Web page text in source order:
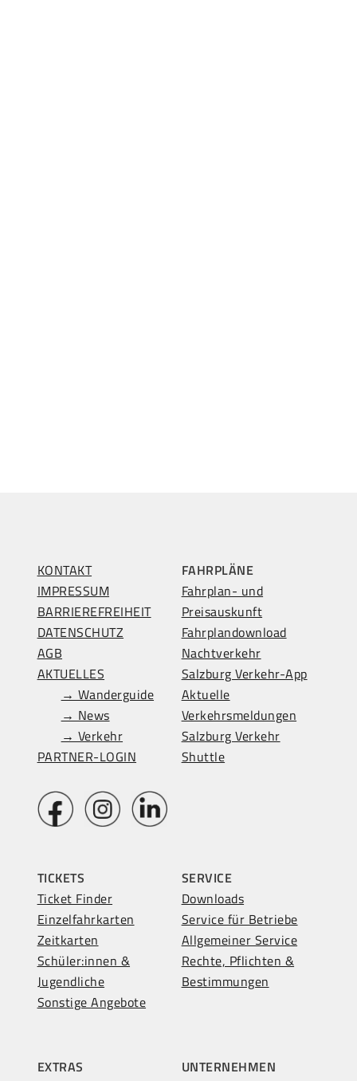
KONTAKT
IMPRESSUM
BARRIEREFREIHEIT
DATENSCHUTZ
AGB
AKTUELLES
→ Wanderguide
→ News
→ Verkehr
PARTNER-LOGIN
FAHRPLÄNE
Fahrplan- und
Preisauskunft
Fahrplandownload
Nachtverkehr
Salzburg Verkehr-App
Aktuelle
Verkehrsmeldungen
Salzburg Verkehr
Shuttle
TICKETS
Ticket Finder
Einzelfahrkarten
Zeitkarten
Schüler:innen &
Jugendliche
Sonstige Angebote
SERVICE
Downloads
Service für Betriebe
Allgemeiner Service
Rechte, Pflichten &
Bestimmungen
EXTRAS
UNTERNEHMEN